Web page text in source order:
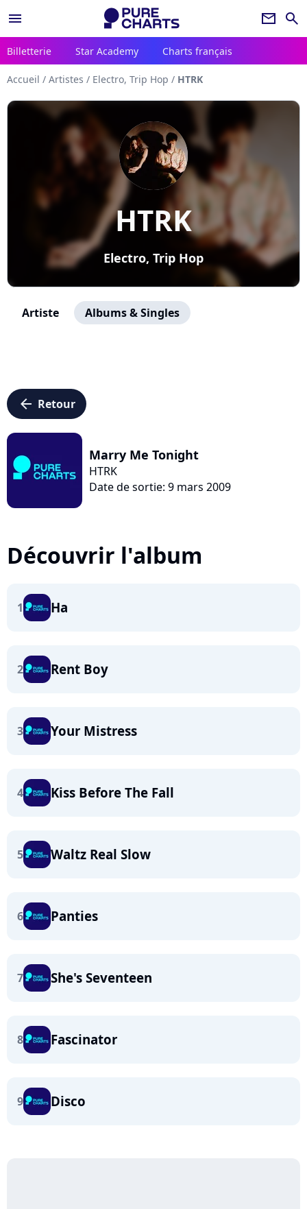
menu newsletter search
Billetterie Star Academy Charts français
Accueil / Artistes / Electro, Trip Hop / HTRK
HTRK
Electro, Trip Hop
Artiste Albums & Singles
arrow_left Retour
Marry Me Tonight
HTRK
Date de sortie: 9 mars 2009
Découvrir l'album
1 Ha
2 Rent Boy
3 Your Mistress
4 Kiss Before The Fall
5 Waltz Real Slow
6 Panties
7 She's Seventeen
8 Fascinator
9 Disco